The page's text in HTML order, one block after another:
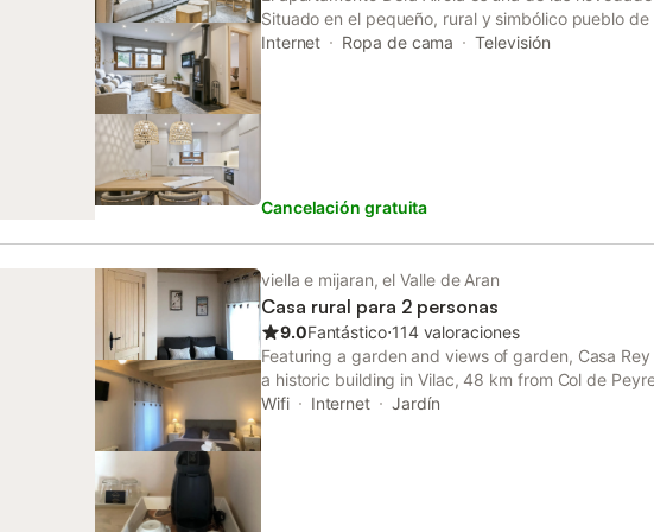
Situado en el pequeño, rural y simbólico pueblo
para una estancia de ensueño. Distribución
estancia. Uno de nuestros alojamientos incluidos
Luderna Design. Un apartamento moderno con
detalles que lo hacen único.
Internet Ropa de cama Televisión
Cancelación gratuita
viella e mijaran, el Valle de Aran
Casa rural para 2 personas
9.0Fantástico⋅114 valoraciones
Featuring a garden and views of garden, Casa
a historic building in Vilac, 48 km from Col de
and quiet street views, and is 34 km from Luchon
Wifi Internet Jardín